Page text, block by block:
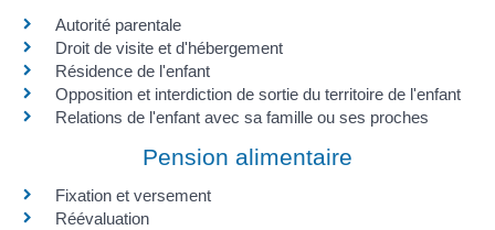
Autorité parentale
Droit de visite et d'hébergement
Résidence de l'enfant
Opposition et interdiction de sortie du territoire de l'enfant
Relations de l'enfant avec sa famille ou ses proches
Pension alimentaire
Fixation et versement
Réévaluation